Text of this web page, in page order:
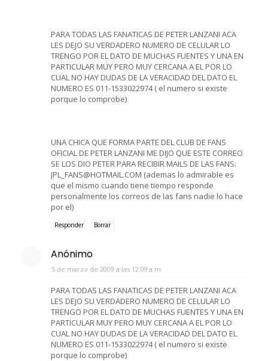
PARA TODAS LAS FANATICAS DE PETER LANZANI ACA
LES DEJO SU VERDADERO NUMERO DE CELULAR LO
TRENGO POR EL DATO DE MUCHAS FUENTES Y UNA EN
PARTICULAR MUY PERO MUY CERCANA A EL POR LO
CUAL NO HAY DUDAS DE LA VERACIDAD DEL DATO EL
NUMERO ES 011-1533022974 ( el numero si existe
porque lo comprobe)
UNA CHICA QUE FORMA PARTE DEL CLUB DE FANS
OFICIAL DE PETER LANZANI ME DIJO QUE ESTE CORREO
SE LOS DIO PETER PARA RECIBIR MAILS DE LAS FANS:
JPL_FANS@HOTMAIL.COM (ademas lo admirable es
que el mismo cuando tiene tiempo responde
personalmente los correos de las fans nadie lo hace
por el)
Responder Borrar
Anónimo
5 de marzo de 2009 a las 12:09 a.m.
PARA TODAS LAS FANATICAS DE PETER LANZANI ACA
LES DEJO SU VERDADERO NUMERO DE CELULAR LO
TRENGO POR EL DATO DE MUCHAS FUENTES Y UNA EN
PARTICULAR MUY PERO MUY CERCANA A EL POR LO
CUAL NO HAY DUDAS DE LA VERACIDAD DEL DATO EL
NUMERO ES 011-1533022974 ( el numero si existe
porque lo comprobe)